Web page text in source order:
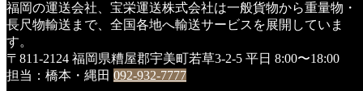
福岡の運送会社、宝栄運送株式会社は一般貨物から重量物・
長尺物輸送まで、全国各地へ輸送サービスを展開していま
す。
〒811-2124 福岡県糟屋郡宇美町若草3-2-5 平日 8:00〜18:00
担当：橋本・縄田 092-932-7777
HOME
DSC00766
DSC00766